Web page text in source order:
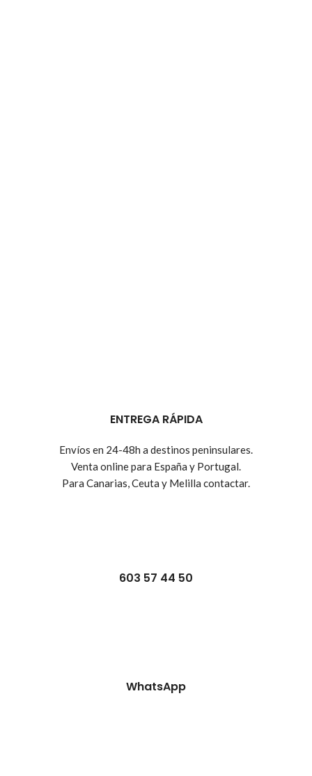
ENTREGA RÁPIDA
Envíos en 24-48h a destinos peninsulares.
Venta online para España y Portugal.
Para Canarias, Ceuta y Melilla contactar.
603 57 44 50
WhatsApp